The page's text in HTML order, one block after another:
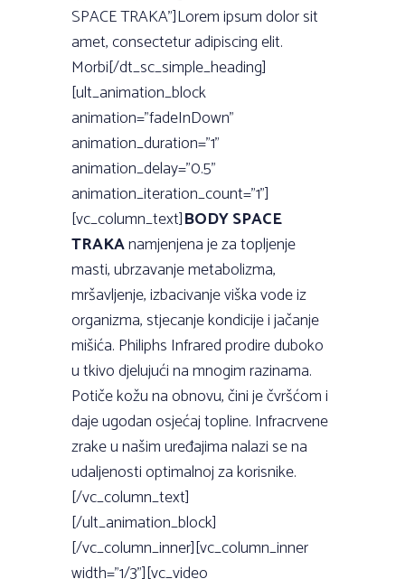
SPACE TRAKA”]Lorem ipsum dolor sit
amet, consectetur adipiscing elit.
Morbi[/dt_sc_simple_heading]
[ult_animation_block
animation=”fadeInDown”
animation_duration=”1”
animation_delay=”0.5”
animation_iteration_count=”1”]
[vc_column_text]BODY SPACE
TRAKAnamjenjena je za topljenje
masti, ubrzavanje metabolizma,
mršavljenje, izbacivanje viška vode iz
organizma, stjecanje kondicije i jačanje
mišića. Philiphs Infrared prodire duboko
u tkivo djelujući na mnogim razinama.
Potiče kožu na obnovu, čini je čvršćom i
daje ugodan osjećaj topline. Infracrvene
zrake u našim uređajima nalazi se na
udaljenosti optimalnoj za korisnike.
[/vc_column_text]
[/ult_animation_block]
[/vc_column_inner][vc_column_inner
width=”1/3”][vc_video